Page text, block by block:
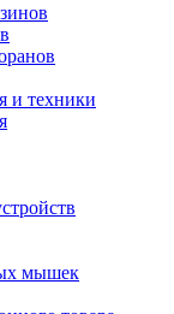
и техники
мышек